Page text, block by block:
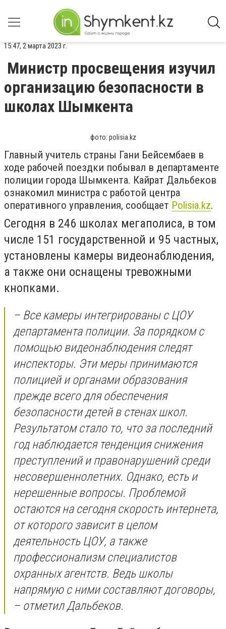
15:47, 2 марта 2023 г.
Министр просвещения изучил
организацию безопасности в
школах Шымкента
фото: polisia.kz
Главный учитель страны Гани Бейсембаев в
ходе рабочей поездки побывал в департаменте
полиции города Шымкента. Кайрат Дальбеков
ознакомил министра с работой центра
оперативного управления, сообщает Polisia.kz.
Сегодня в 246 школах мегаполиса, в том
числе 151 государственной и 95 частных,
установлены камеры видеонаблюдения,
а также они оснащены тревожными
кнопками.
– Все камеры интегрированы с ЦОУ
департамента полиции. За порядком с
помощью видеонаблюдения следят
инспекторы. Эти меры принимаются
полицией и органами образования
прежде всего для обеспечения
безопасности детей в стенах школ.
Результатом стало то, что за последний
год наблюдается тенденция снижения
преступлений и правонарушений среди
несовершеннолетних. Однако, есть и
нерешенные вопросы. Проблемой
остаются на сегодня скорость интернета,
от которого зависит в целом
деятельность ЦОУ, а также
профессионализм специалистов
охранных агентств. Ведь школы
напрямую с ними составляют договоры,
– отметил Дальбеков.